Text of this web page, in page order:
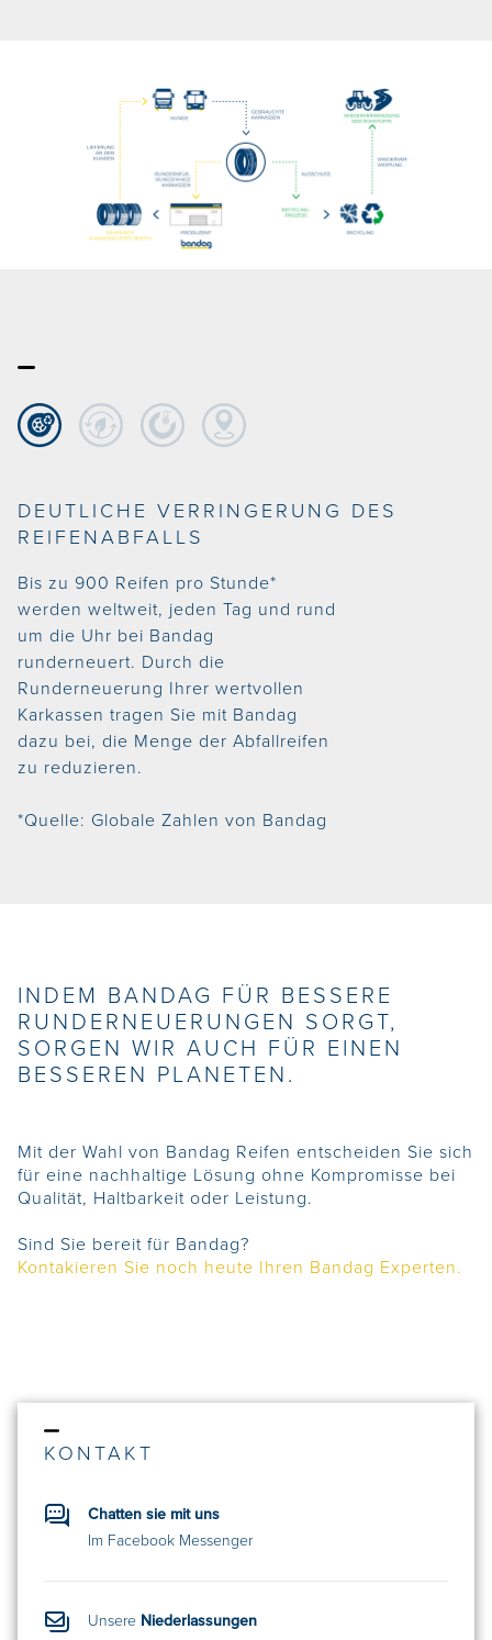
DEUTLICHE VERRINGERUNG DES
REIFENABFALLS
Bis zu 900 Reifen pro Stunde*
werden weltweit, jeden Tag und rund
um die Uhr bei Bandag
runderneuert. Durch die
Runderneuerung Ihrer wertvollen
Karkassen tragen Sie mit Bandag
dazu bei, die Menge der Abfallreifen
zu reduzieren.
*Quelle: Globale Zahlen von Bandag
INDEM BANDAG FÜR BESSERE
RUNDERNEUERUNGEN SORGT,
SORGEN WIR AUCH FÜR EINEN
BESSEREN PLANETEN.
Mit der Wahl von Bandag Reifen entscheiden Sie sich
für eine nachhaltige Lösung ohne Kompromisse bei
Qualität, Haltbarkeit oder Leistung.
Sind Sie bereit für Bandag?
Kontakieren Sie noch heute Ihren Bandag Experten.
KONTAKT
Chatten sie mit uns
Im Facebook Messenger
Unsere Niederlassungen